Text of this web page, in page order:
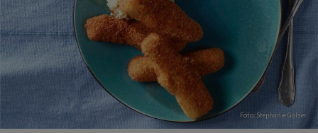
Foto: Stephanie Golser